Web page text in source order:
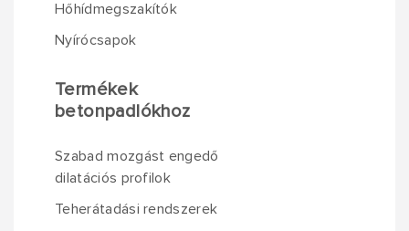
Hőhídmegszakítók
Nyírócsapok
Termékek
betonpadlókhoz
Szabad mozgást engedő
dilatációs profilok
Teherátadási rendszerek